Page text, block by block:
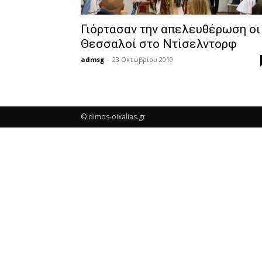
Γιόρτασαν την απελευθέρωση οι
Θεσσαλοί στο Ντίσελντορφ
admsg - 23 Οκτωβρίου 2019
© dimos-oixalias.gr